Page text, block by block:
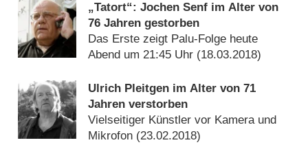
„Tatort“: Jochen Senf im Alter von
76 Jahren gestorben
Das Erste zeigt Palu-Folge heute
Abend um 21:45 Uhr (18.03.2018)
Ulrich Pleitgen im Alter von 71
Jahren verstorben
Vielseitiger Künstler vor Kamera und
Mikrofon (23.02.2018)